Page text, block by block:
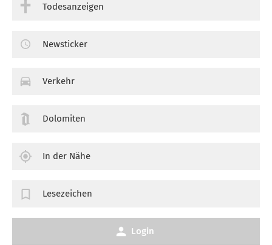
Todesanzeigen
Newsticker
Verkehr
Dolomiten
In der Nähe
Lesezeichen
Login